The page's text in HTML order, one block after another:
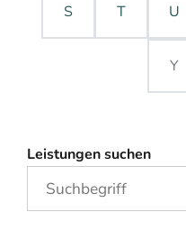
S T U
Y
Leistungen suchen